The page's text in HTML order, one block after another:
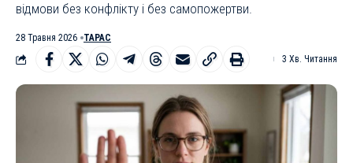
відмови без конфлікту і без самопожертви.
28 Травня 2026
ТАРАС
3 Хв. Читання